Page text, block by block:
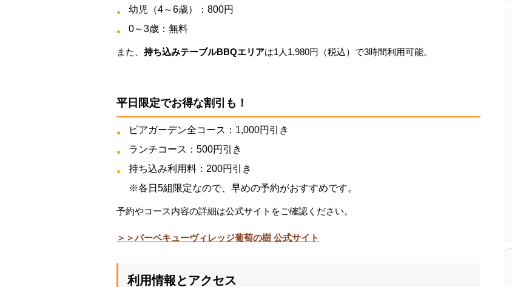
幼児（4～6歳）：800円
0～3歳：無料
また、 持ち込みテーブルBBQエリアは1人1,980円（税込）で3時間利用可能。
平日限定でお得な割引も！
ビアガーデン全コース：1,000円引き
ランチコース：500円引き
持ち込み利用料：200円引き
※各日5組限定なので、早めの予約がおすすめです。
予約やコース内容の詳細は公式サイトをご確認ください。
＞＞バーベキューヴィレッジ葡萄の樹 公式サイト
利用情報とアクセス